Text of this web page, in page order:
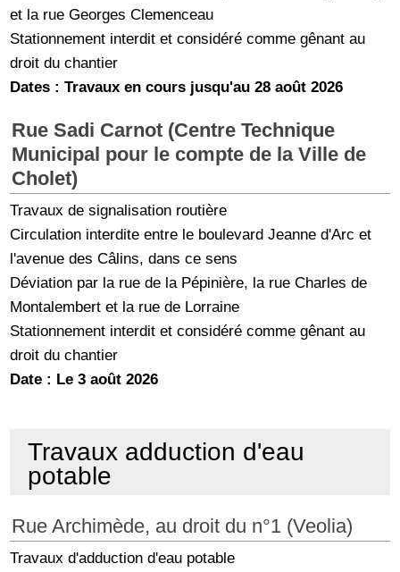
et la rue Georges Clemenceau
Stationnement interdit et considéré comme gênant au
droit du chantier
Dates : Travaux en cours jusqu'au 28 août 2026
Rue Sadi Carnot (Centre Technique
Municipal pour le compte de la Ville de
Cholet)
Travaux de signalisation routière
Circulation interdite entre le boulevard Jeanne d'Arc et
l'avenue des Câlins, dans ce sens
Déviation par la rue de la Pépinière, la rue Charles de
Montalembert et la rue de Lorraine
Stationnement interdit et considéré comme gênant au
droit du chantier
Date : Le 3 août 2026
Travaux adduction d'eau
potable
Rue Archimède, au droit du n°1 (Veolia)
Travaux d'adduction d'eau potable